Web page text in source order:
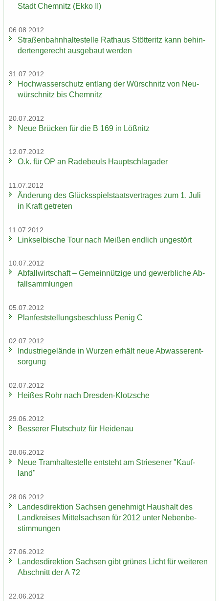
Stadt Chem­nitz (Ekko II)
06.08.2012
Stra­ßen­bahn­hal­te­stel­le Rat­haus Stöt­teritz kann be­hin­
der­ten­ge­recht aus­ge­baut wer­den
31.07.2012
Hoch­was­ser­schutz ent­lang der Wür­schnitz von Neu­
wür­schnitz bis Chem­nitz
20.07.2012
Neue Brü­cken für die B 169 in Löß­nitz
12.07.2012
O.k. für OP an Ra­de­beuls Haupt­schlag­ader
11.07.2012
Än­de­rung des Glücks­spiel­staats­ver­tra­ges zum 1. Juli
in Kraft ge­tre­ten
11.07.2012
Linksel­bi­sche Tour nach Mei­ßen end­lich un­ge­stört
10.07.2012
Ab­fall­wirt­schaft – Ge­mein­nüt­zi­ge und ge­werb­li­che Ab­
fall­samm­lun­gen
05.07.2012
Plan­fest­stel­lungs­be­schluss Penig C
02.07.2012
In­dus­trie­ge­län­de in Wur­zen er­hält neue Ab­was­ser­ent­
sor­gung
02.07.2012
Hei­ßes Rohr nach Dresden-​Klotzsche
29.06.2012
Bes­se­rer Flut­schutz für Hei­den­au
28.06.2012
Neue Tram­hal­te­stel­le ent­steht am Strie­se­ner "Kauf­
land"
28.06.2012
Lan­des­di­rek­ti­on Sach­sen ge­neh­migt Haus­halt des
Land­krei­ses Mit­tel­sach­sen für 2012 unter Ne­ben­be­
stim­mun­gen
27.06.2012
Lan­des­di­rek­ti­on Sach­sen gibt grü­nes Licht für wei­te­ren
Ab­schnitt der A 72
22.06.2012